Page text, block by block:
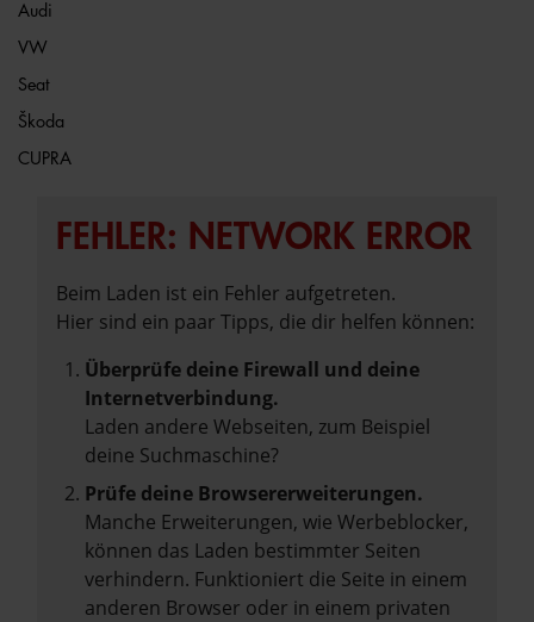
Audi
VW
Seat
Škoda
CUPRA
FEHLER: NETWORK ERROR
Beim Laden ist ein Fehler aufgetreten.
Hier sind ein paar Tipps, die dir helfen können:
Überprüfe deine Firewall und deine
Internetverbindung.
Laden andere Webseiten, zum Beispiel
deine Suchmaschine?
Prüfe deine Browsererweiterungen.
Manche Erweiterungen, wie Werbeblocker,
können das Laden bestimmter Seiten
verhindern. Funktioniert die Seite in einem
anderen Browser oder in einem privaten